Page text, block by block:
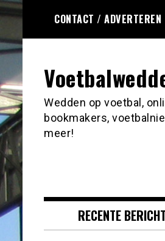
Ga
naar
de
inhoud
CONTACT / ADVERTEREN
Wedden op voetbal,
bookmakers,
meer!
RECENTE